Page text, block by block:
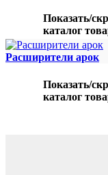
Показать/
каталог
Расширители арок
Показать/
каталог